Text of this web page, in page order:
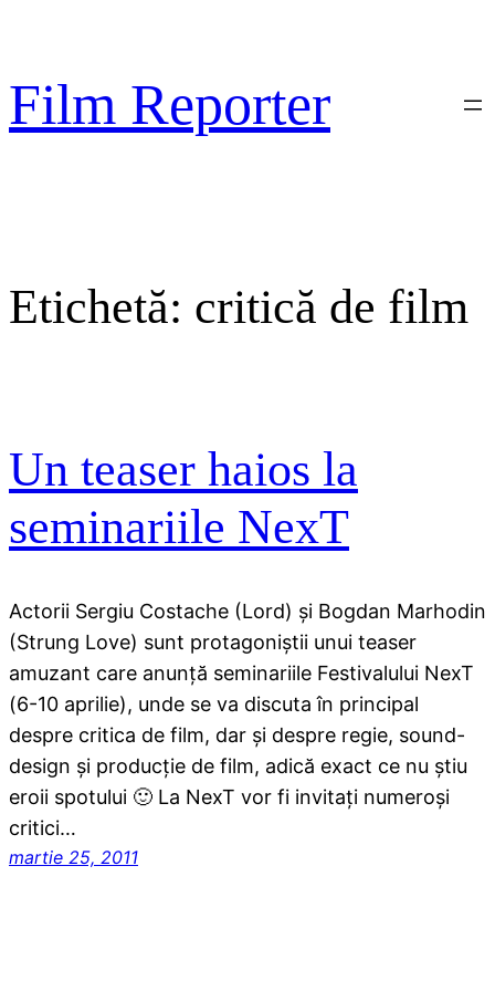
conținut
Film Reporter
Etichetă: critică de film
Un teaser haios la
seminariile NexT
Actorii Sergiu Costache (Lord) şi Bogdan Marhodin
(Strung Love) sunt protagoniştii unui teaser
amuzant care anunţă seminariile Festivalului NexT
(6-10 aprilie), unde se va discuta în principal
despre critica de film, dar şi despre regie, sound-
design şi producţie de film, adică exact ce nu ştiu
eroii spotului 🙂 La NexT vor fi invitaţi numeroşi
critici…
martie 25, 2011